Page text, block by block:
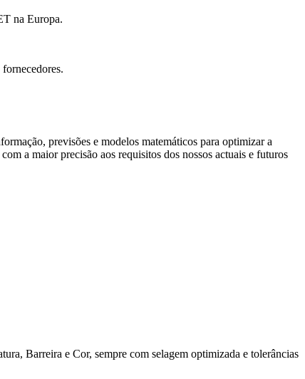
na Europa.
previsões e modelos matemáticos para optimizar a
a maior precisão aos requisitos dos nossos actuais e futuros
Barreira e Cor, sempre com selagem optimizada e tolerâncias